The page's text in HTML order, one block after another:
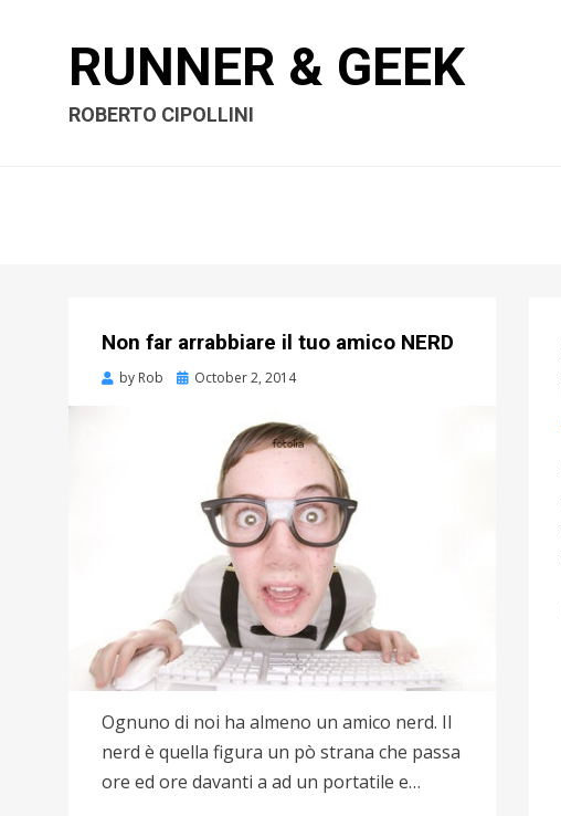
RUNNER & GEEK
ROBERTO CIPOLLINI
Non far arrabbiare il tuo amico NERD
by Rob
Posted
October 2, 2014
Ognuno di noi ha almeno un amico nerd. Il
nerd è quella figura un pò strana che passa
ore ed ore davanti a ad un portatile e…